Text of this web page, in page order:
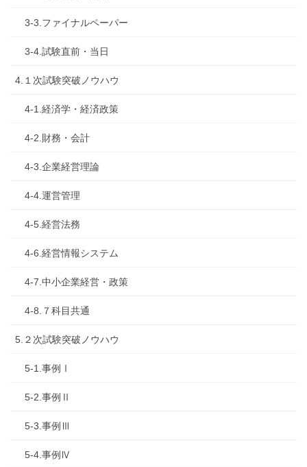
3-3.ファイナルペーパー
3-4.試験直前・当日
4.１次試験突破ノウハウ
4-1.経済学・経済政策
4-2.財務・会計
4-3.企業経営理論
4-4.運営管理
4-5.経営法務
4-6.経営情報システム
4-7.中小企業経営・政策
4-8.７科目共通
5.２次試験突破ノウハウ
5-1.事例Ⅰ
5-2.事例Ⅱ
5-3.事例Ⅲ
5-4.事例Ⅳ